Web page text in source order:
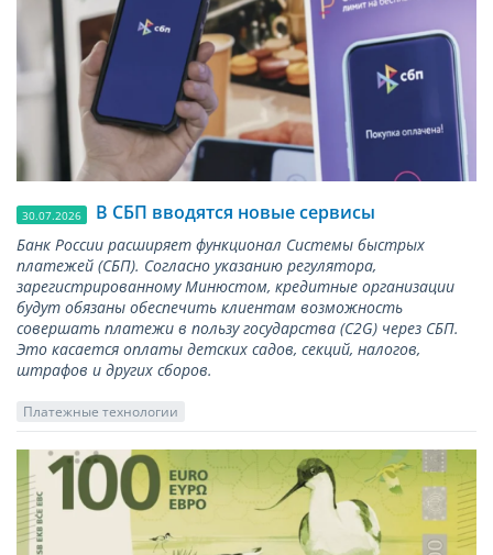
30.07.2026 В СБП вводятся новые сервисы
Банк России расширяет функционал Системы быстрых
платежей (СБП). Согласно указанию регулятора,
зарегистрированному Минюстом, кредитные организации
будут обязаны обеспечить клиентам возможность
совершать платежи в пользу государства (С2G) через СБП.
Это касается оплаты детских садов, секций, налогов,
штрафов и других сборов.
Платежные технологии